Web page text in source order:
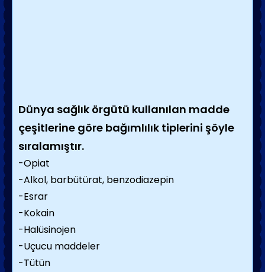
Dünya sağlık örgütü kullanılan madde
çeşitlerine göre bağımlılık tiplerini şöyle
sıralamıştır.
-Opiat
-Alkol, barbütürat, benzodiazepin
-Esrar
-Kokain
-Halüsinojen
-Uçucu maddeler
-Tütün